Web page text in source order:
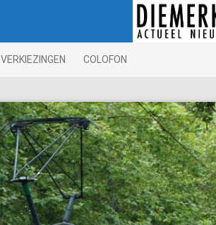
VERKIEZINGEN COLOFON